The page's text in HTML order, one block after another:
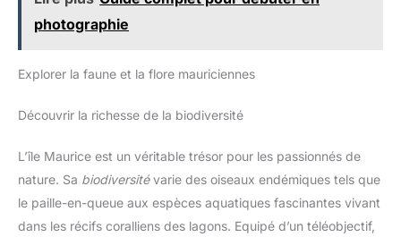
photographie
Explorer la faune et la flore mauriciennes
Découvrir la richesse de la biodiversité
L’île Maurice est un véritable trésor pour les passionnés de
nature. Sa biodiversitévarie des oiseaux endémiques tels que
le paille-en-queue aux espèces aquatiques fascinantes vivant
dans les récifs coralliens des lagons. Equipé d’un téléobjectif,